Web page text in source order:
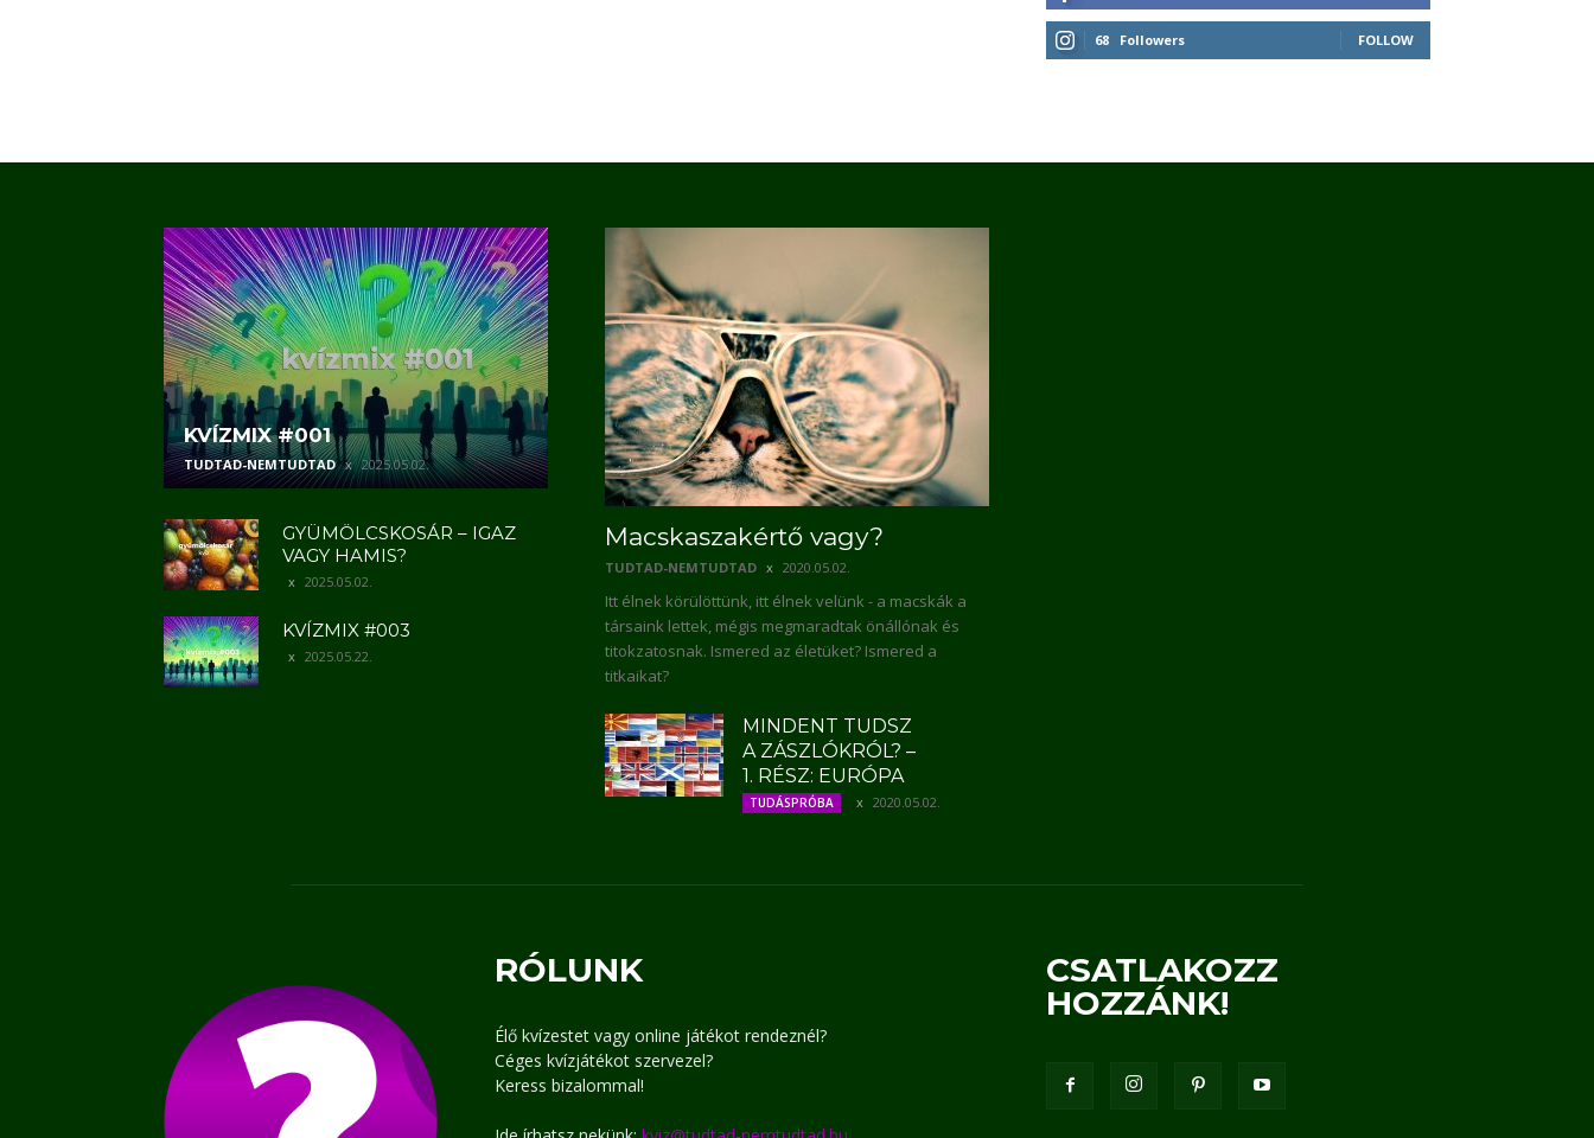
68 Followers FOLLOW
KVÍZMIX #001
TUDTAD-NEMTUDTAD 2025.05.02.
GYÜMÖLCSKOSÁR – IGAZ
VAGY HAMIS?
2025.05.02.
KVÍZMIX #003
2025.05.22.
Macskaszakértő vagy?
TUDTAD-NEMTUDTAD 2020.05.02.
Itt élnek körülöttünk, itt élnek velünk - a macskák a
társaink lettek, mégis megmaradtak önállónak és
titokzatosnak. Ismered az életüket? Ismered a
titkaikat?
MINDENT TUDSZ
A ZÁSZLÓKRÓL? –
1. RÉSZ: EURÓPA
TUDÁSPRÓBA 2020.05.02.
RÓLUNK
Élő kvízestet vagy online játékot rendeznél?
Céges kvízjátékot szervezel?
Keress bizalommal!
CSATLAKOZZ
HOZZÁNK!